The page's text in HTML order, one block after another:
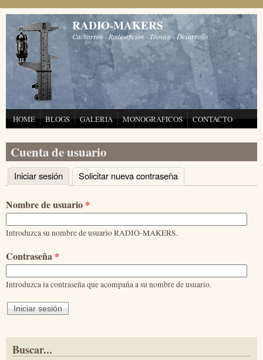
Pasar al contenido principal
RADIO-MAKERS
Cacharreo - Radioafición - Técnica - Desarrollo
HOME BLOGS GALERIA MONOGRAFICOS CONTACTO
Cuenta de usuario
Solapas principales
Iniciar sesión (solapa activa)
Solicitar nueva contraseña
Nombre de usuario *
Introduzca su nombre de usuario RADIO-MAKERS.
Contraseña *
Introduzca la contraseña que acompaña a su nombre de usuario.
Buscar...